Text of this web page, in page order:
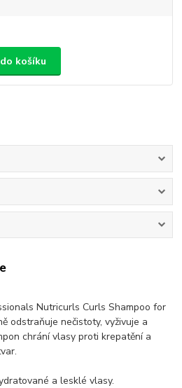
košíku
Nutricurls Curls Shampoo for
odstraňuje nečistoty, vyživuje a
chrání vlasy proti krepatění a
a lesklé vlasy.